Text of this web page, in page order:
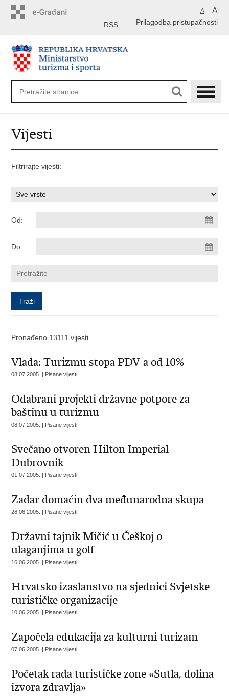
A A
Prilagodba pristupačnosti
RSS
Vijesti
Filtrirajte vijesti:
Od:
Do:
Pronađeno 13111 vijesti.
Vlada: Turizmu stopa PDV-a od 10%
08.07.2005. | Pisane vijesti
Odabrani projekti državne potpore za
baštinu u turizmu
08.07.2005. | Pisane vijesti
Svečano otvoren Hilton Imperial
Dubrovnik
01.07.2005. | Pisane vijesti
Zadar domaćin dva međunarodna skupa
28.06.2005. | Pisane vijesti
Državni tajnik Mičić u Češkoj o
ulaganjima u golf
16.06.2005. | Pisane vijesti
Hrvatsko izaslanstvo na sjednici Svjetske
turističke organizacije
10.06.2005. | Pisane vijesti
Započela edukacija za kulturni turizam
07.06.2005. | Pisane vijesti
Početak rada turističke zone «Sutla, dolina
izvora zdravlja»